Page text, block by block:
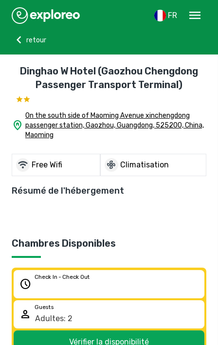
FR
menu
chevron_left
retour
Dinghao W Hotel (Gaozhou Chengdong
Passenger Transport Terminal)
home_pin
On the south side of Maoming Avenue xinchengdong
passenger station, Gaozhou, Guangdong, 525200, China,
Maoming
wifi Free Wifi mode_fan Climatisation
Résumé de l'hébergement
Chambres Disponibles
schedule
Check In - Check Out
person
Guests
Vérifier la disponibilité